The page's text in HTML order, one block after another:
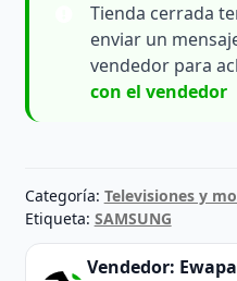
Tienda cerrada
enviar un
vendedor para
con el vendedor
Categoría: Televisiones y
Etiqueta: SAMSUNG
Vendedor: